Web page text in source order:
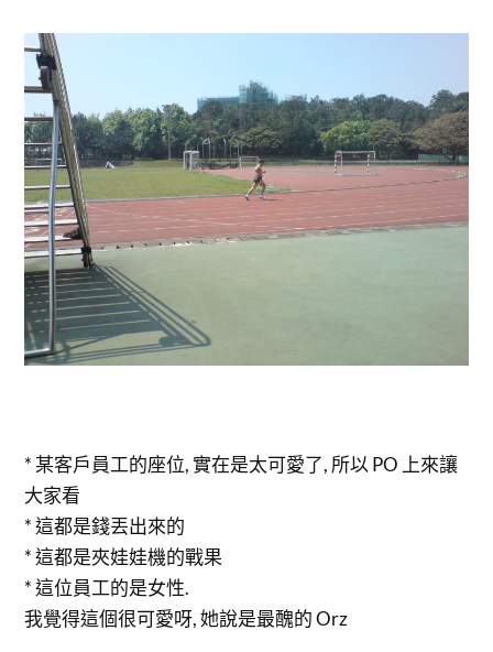
* 某客戶員工的座位, 實在是太可愛了, 所以 PO 上來讓
大家看
* 這都是錢丟出來的
* 這都是夾娃娃機的戰果
* 這位員工的是女性.
我覺得這個很可愛呀, 她說是最醜的 Orz